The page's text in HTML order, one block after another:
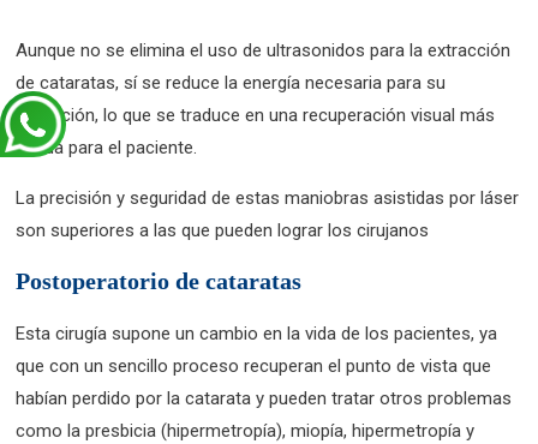
Aunque no se elimina el uso de ultrasonidos para la extracción
de cataratas, sí se reduce la energía necesaria para su
aplicación, lo que se traduce en una recuperación visual más
rápida para el paciente.
La precisión y seguridad de estas maniobras asistidas por láser
son superiores a las que pueden lograr los cirujanos
Postoperatorio de cataratas
Esta cirugía supone un cambio en la vida de los pacientes, ya
que con un sencillo proceso recuperan el punto de vista que
habían perdido por la catarata y pueden tratar otros problemas
como la presbicia (hipermetropía), miopía, hipermetropía y